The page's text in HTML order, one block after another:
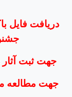
دریافت فایل
جهت ثبت آثار
جهت مطالعه